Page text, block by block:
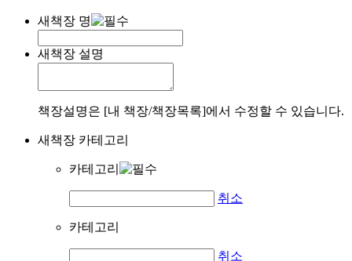
새책장 명
새책장 설명
책장설명은 [내 책장/책장목록]에서 수정할 수 있습니다.
새책장 카테고리
카테고리
취소
카테고리
취소